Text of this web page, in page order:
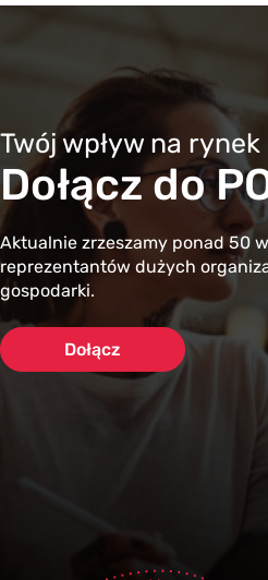
Twój wpływ na rynek
Dołącz do
Aktualnie zrzeszamy ponad 50
reprezentantów dużych
gospodarki.
Dołącz